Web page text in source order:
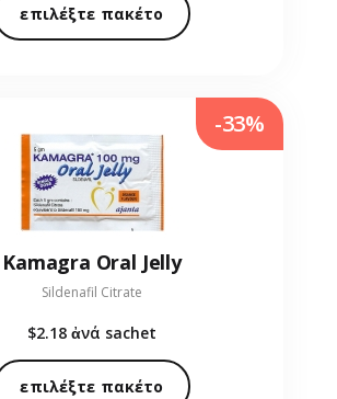
επιλέξτε πακέτο
Kamagra Oral Jelly
Sildenafil Citrate
$2.18 ἀνά sachet
επιλέξτε πακέτο
-33%